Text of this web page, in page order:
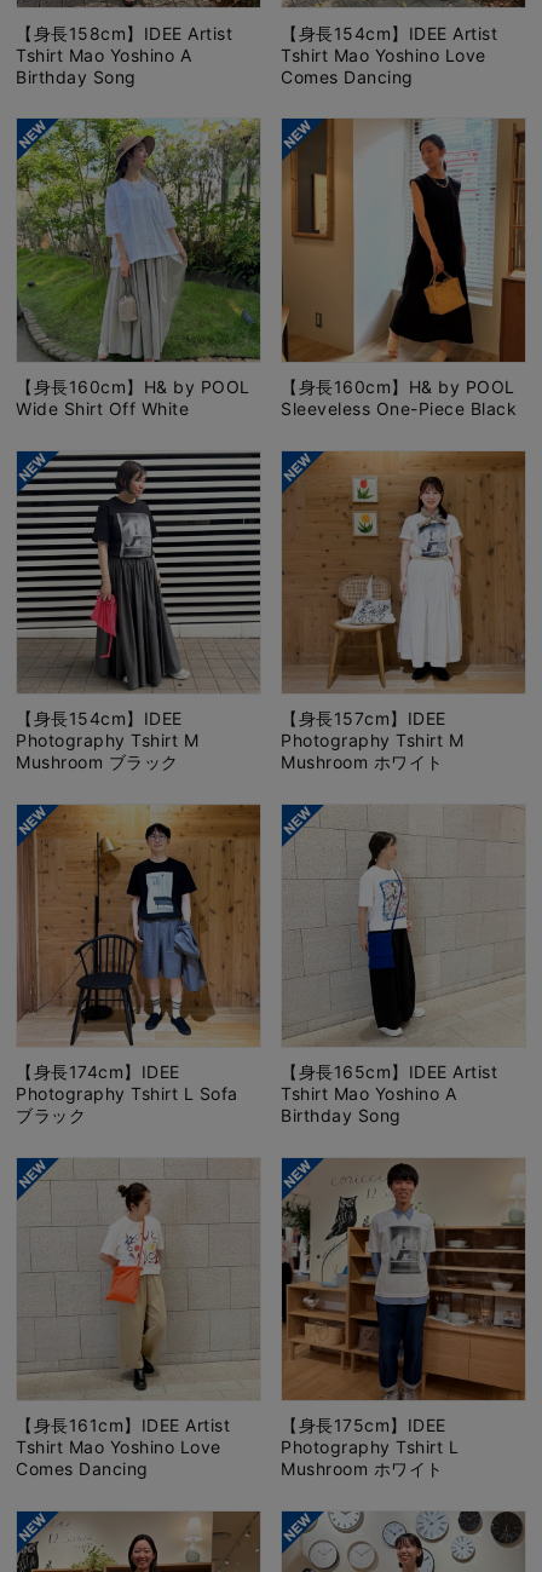
【身長158cm】IDEE Artist
Tshirt Mao Yoshino A
Birthday Song
【身長154cm】IDEE Artist
Tshirt Mao Yoshino Love
Comes Dancing
【身長160cm】H& by POOL
Wide Shirt Off White
【身長160cm】H& by POOL
Sleeveless One-Piece Black
【身長154cm】IDEE
Photography Tshirt M
Mushroom ブラック
【身長157cm】IDEE
Photography Tshirt M
Mushroom ホワイト
【身長174cm】IDEE
Photography Tshirt L Sofa
ブラック
【身長165cm】IDEE Artist
Tshirt Mao Yoshino A
Birthday Song
【身長161cm】IDEE Artist
Tshirt Mao Yoshino Love
Comes Dancing
【身長175cm】IDEE
Photography Tshirt L
Mushroom ホワイト